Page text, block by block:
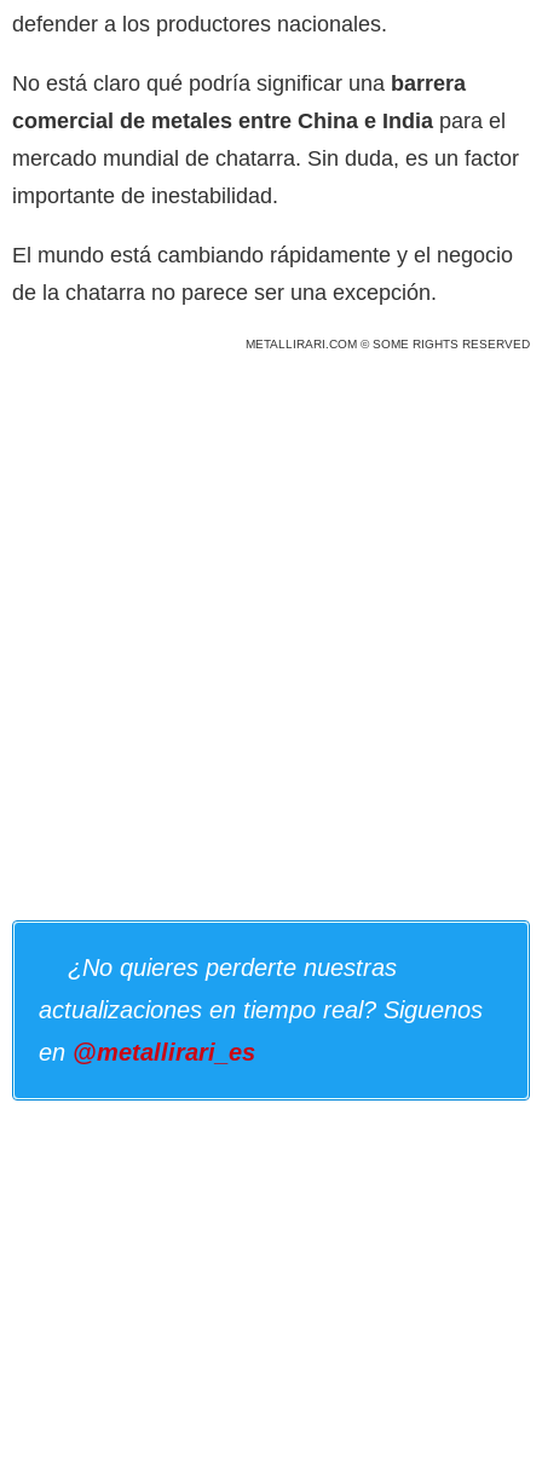
defender a los productores nacionales.
No está claro qué podría significar una barrera
comercial de metales entre China e India para el
mercado mundial de chatarra. Sin duda, es un factor
importante de inestabilidad.
El mundo está cambiando rápidamente y el negocio
de la chatarra no parece ser una excepción.
METALLIRARI.COM © SOME RIGHTS RESERVED
¿No quieres perderte nuestras
actualizaciones en tiempo real? Siguenos
en @metallirari_es